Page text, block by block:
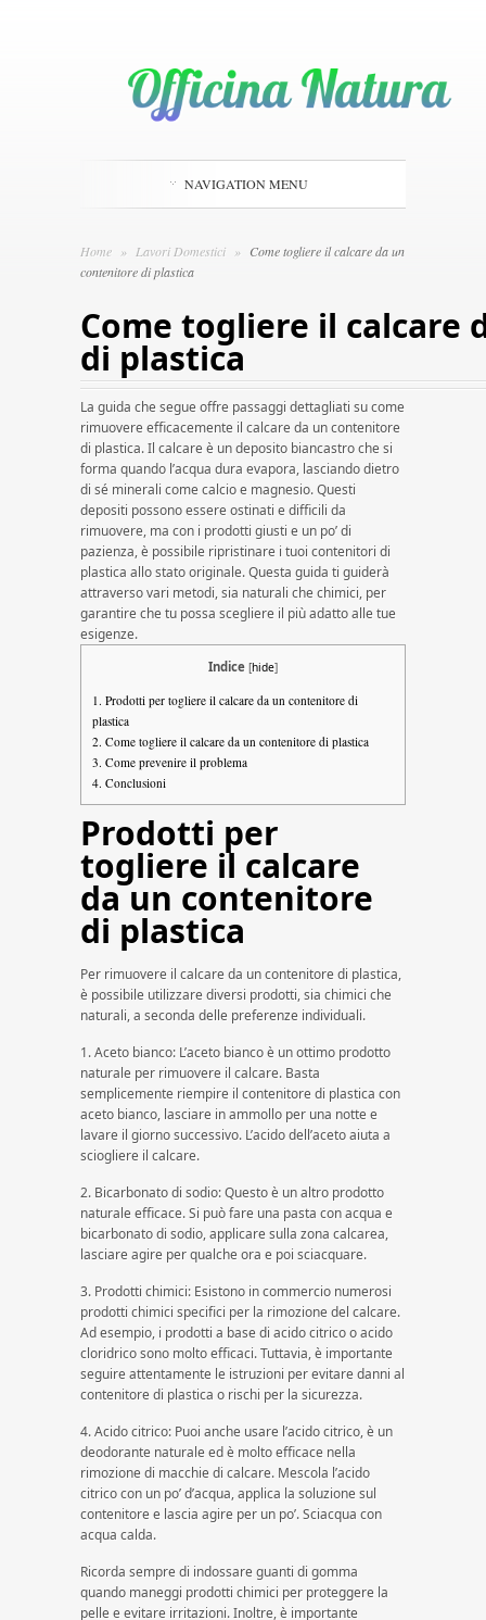
NAVIGATION MENU
Home » Lavori Domestici » Come togliere il calcare da un
contenitore di plastica
Come togliere il calcare
di plastica
La guida che segue offre passaggi dettagliati su come
rimuovere efficacemente il calcare da un contenitore
di plastica. Il calcare è un deposito biancastro che si
forma quando l’acqua dura evapora, lasciando dietro
di sé minerali come calcio e magnesio. Questi
depositi possono essere ostinati e difficili da
rimuovere, ma con i prodotti giusti e un po’ di
pazienza, è possibile ripristinare i tuoi contenitori di
plastica allo stato originale. Questa guida ti guiderà
attraverso vari metodi, sia naturali che chimici, per
garantire che tu possa scegliere il più adatto alle tue
esigenze.
Indice [hide]
1. Prodotti per togliere il calcare da un contenitore di
plastica
2. Come togliere il calcare da un contenitore di plastica
3. Come prevenire il problema
4. Conclusioni
Prodotti per
togliere il calcare
da un contenitore
di plastica
Per rimuovere il calcare da un contenitore di plastica,
è possibile utilizzare diversi prodotti, sia chimici che
naturali, a seconda delle preferenze individuali.
1. Aceto bianco: L’aceto bianco è un ottimo prodotto
naturale per rimuovere il calcare. Basta
semplicemente riempire il contenitore di plastica con
aceto bianco, lasciare in ammollo per una notte e
lavare il giorno successivo. L’acido dell’aceto aiuta a
sciogliere il calcare.
2. Bicarbonato di sodio: Questo è un altro prodotto
naturale efficace. Si può fare una pasta con acqua e
bicarbonato di sodio, applicare sulla zona calcarea,
lasciare agire per qualche ora e poi sciacquare.
3. Prodotti chimici: Esistono in commercio numerosi
prodotti chimici specifici per la rimozione del calcare.
Ad esempio, i prodotti a base di acido citrico o acido
cloridrico sono molto efficaci. Tuttavia, è importante
seguire attentamente le istruzioni per evitare danni al
contenitore di plastica o rischi per la sicurezza.
4. Acido citrico: Puoi anche usare l’acido citrico, è un
deodorante naturale ed è molto efficace nella
rimozione di macchie di calcare. Mescola l’acido
citrico con un po’ d’acqua, applica la soluzione sul
contenitore e lascia agire per un po’. Sciacqua con
acqua calda.
Ricorda sempre di indossare guanti di gomma
quando maneggi prodotti chimici per proteggere la
pelle e evitare irritazioni. Inoltre, è importante